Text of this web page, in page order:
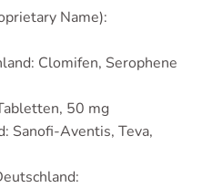
Name):
Clomifen, Serophene
50 mg
Sanofi-Aventis, Teva,